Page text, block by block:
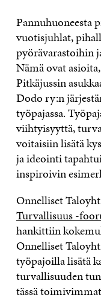
Pannuhuoneesta
vuotisjuhlat,
pyörävarastoihin
Nämä ovat
Pitkäjussin
Dodo ry:n
työpajassa.
viihtyisyyttä,
voitaisiin lisätä
ja ideointi
inspiroivin
Onnelliset
Turvallisuus -
hankittiin
Onnelliset
työpajoilla lisätä
turvallisuuden
tässä